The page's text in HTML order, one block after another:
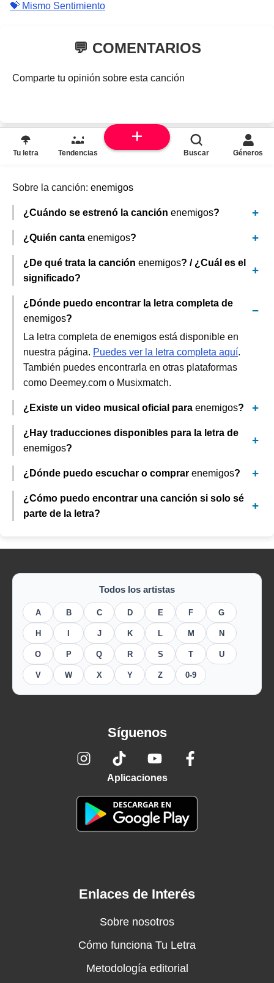
💝 Mismo Sentimiento
💬 COMENTARIOS
Comparte tu opinión sobre esta canción
❓ PREGUNTAS FRECUENTES
Sobre la canción: enemigos
¿Cuándo se estrenó la canción enemigos?
¿Quién canta enemigos?
¿De qué trata la canción enemigos? / ¿Cuál es el
significado?
¿Dónde puedo encontrar la letra completa de
enemigos?
La letra completa de enemigos está disponible en
nuestra página. Puedes ver la letra completa aquí.
También puedes encontrarla en otras plataformas
como Deemey.com o Musixmatch.
¿Existe un video musical oficial para enemigos?
¿Hay traducciones disponibles para la letra de
enemigos?
¿Dónde puedo escuchar o comprar enemigos?
¿Cómo puedo encontrar una canción si solo sé
parte de la letra?
Todos los artistas
A B C D E F G
H J K L M N
O P Q R S T U
V W X Y Z 0-9
Síguenos
Aplicaciones
Enlaces de Interés
Sobre nosotros
Cómo funciona Tu Letra
Metodología editorial
Tu letra Tendencias Buscar Géneros